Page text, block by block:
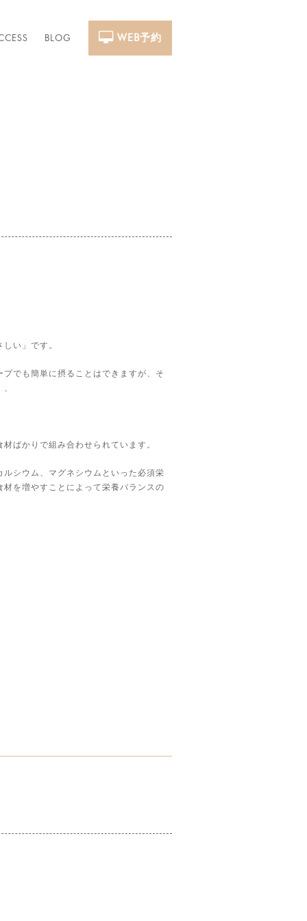
BLOG WEB予約
い」です。
でも簡単に摂ることはできますが、そ
ばかりで組み合わせられています。
シウム、マグネシウムといった必須栄
を増やすことによって栄養バランスの